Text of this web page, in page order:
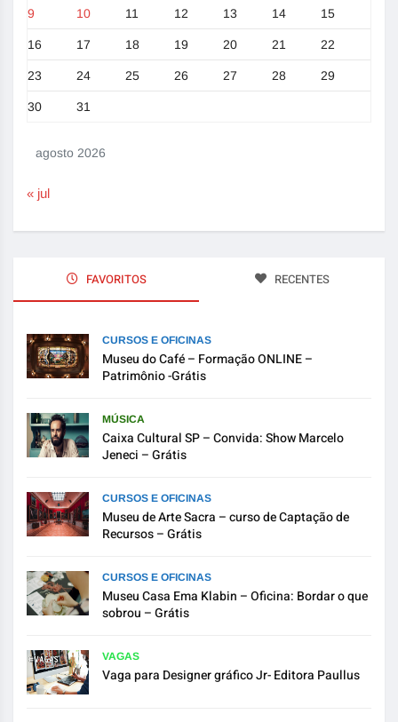
agosto 2026
9 10 11 12 13 14 15
16 17 18 19 20 21 22
23 24 25 26 27 28 29
30 31
« jul
FAVORITOS RECENTES
CURSOS E OFICINAS
Museu do Café – Formação ONLINE –
Patrimônio -Grátis
MÚSICA
Caixa Cultural SP – Convida: Show Marcelo
Jeneci – Grátis
CURSOS E OFICINAS
Museu de Arte Sacra – curso de Captação de
Recursos – Grátis
CURSOS E OFICINAS
Museu Casa Ema Klabin – Oficina: Bordar o que
sobrou – Grátis
VAGAS
Vaga para Designer gráfico Jr- Editora Paullus